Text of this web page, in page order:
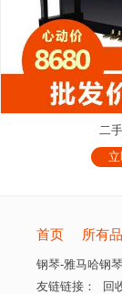
二
首页 所有
钢琴-雅马哈钢
友链链接：
回